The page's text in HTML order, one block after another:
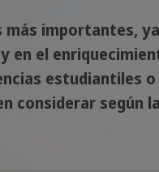
más importantes, ya
en el
estudiantiles o
considerar según